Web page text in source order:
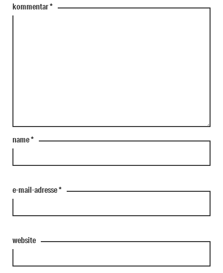
kommentar*
name*
e-mail-adresse*
website